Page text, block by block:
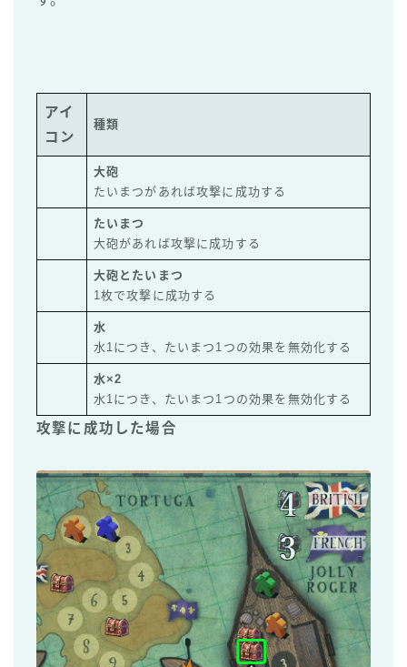
アイ
コン
種類
大砲
たいまつがあれば攻撃に成功する
たいまつ
大砲があれば攻撃に成功する
大砲とたいまつ
1枚で攻撃に成功する
水
水1につき、たいまつ1つの効果を無効化する
水×2
水1につき、たいまつ1つの効果を無効化する
攻撃に成功した場合